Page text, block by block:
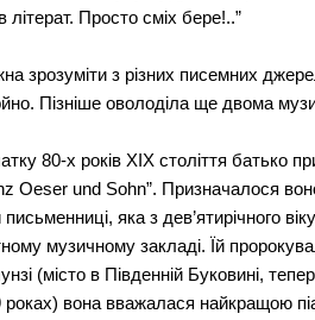
літерат. Просто сміх бере!..”
зрозуміти з різних писемних
Пізніше оволоділа ще двома
80-х років XIX століття батько
Оеsеr und Sohn”. Призначалося
яка з дев’ятирічного
музичному закладі. Їй
(місто в Південній Буковині,
вона вважалася найкращою